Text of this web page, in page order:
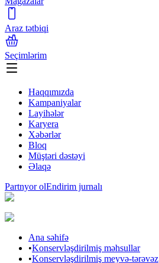
Araz tətbiqi
Seçimlərim
Haqqımızda
Kampaniyalar
Layihələr
Karyera
Xəbərlər
Bloq
Müştəri dəstəyi
Əlaqə
Partnyor olEndirim jurnalı
Ana səhifə
•Konservləşdirilmiş məhsullar
•Konservləşdirilmiş meyvə-tərəvəz